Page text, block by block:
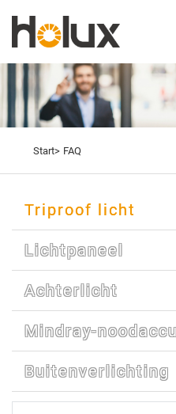
Start> FAQ
Triproof licht
Lichtpaneel
Achterlicht
Mindray-noodaccu
Buitenverlichting